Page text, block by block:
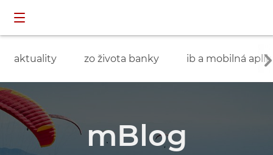
aktuality zo života banky ib a mobilná
mBlog